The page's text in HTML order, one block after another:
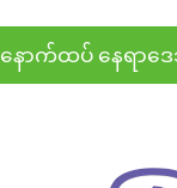
နောက်ထပ် နေရာဒေ